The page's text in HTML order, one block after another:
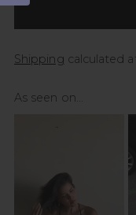
Shipping calculated
As seen on...